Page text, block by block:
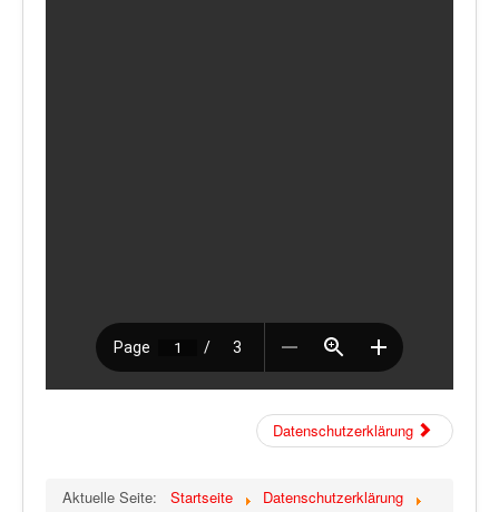
Datenschutzerklärung
Aktuelle Seite: Startseite
Datenschutzerklärung